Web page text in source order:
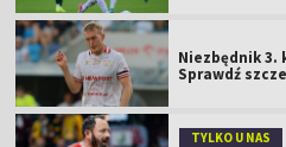
Niezbędnik 3.
Sprawdź
TYLKO U NAS